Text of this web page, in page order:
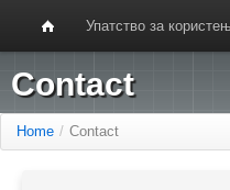
Упатство за
Contact
Home / Contact